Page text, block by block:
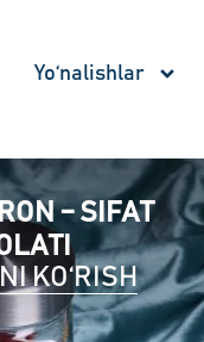
Yo‘nalishlar
– SIFAT
KO‘RISH